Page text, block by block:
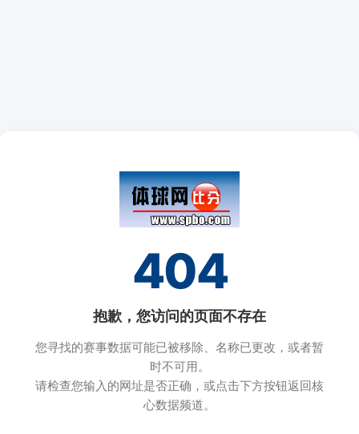
404
抱歉，您访问的页面不存在
您寻找的赛事数据可能已被移除、名称已更改，或者暂
时不可用。
请检查您输入的网址是否正确，或点击下方按钮返回核
心数据频道。